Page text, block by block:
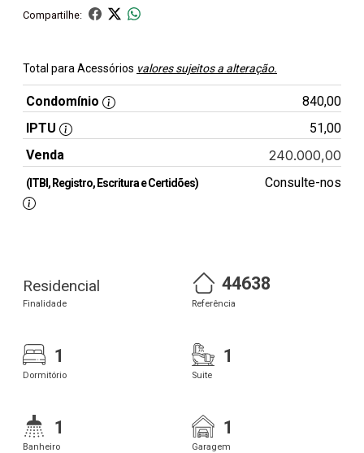
Compartilhe:
Total para Acessórios valores sujeitos a alteração.
Condomínio
840,00
IPTU
51,00
Venda
240.000,00
(ITBI, Registro, Escritura e Certidões) Consulte-nos
Residencial
Finalidade
44638
Referência
1
Dormitório
1
Suite
1
Banheiro
1
Garagem